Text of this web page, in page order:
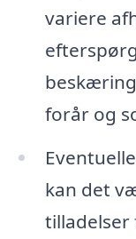
variere
forår og
kan det
tilladelser